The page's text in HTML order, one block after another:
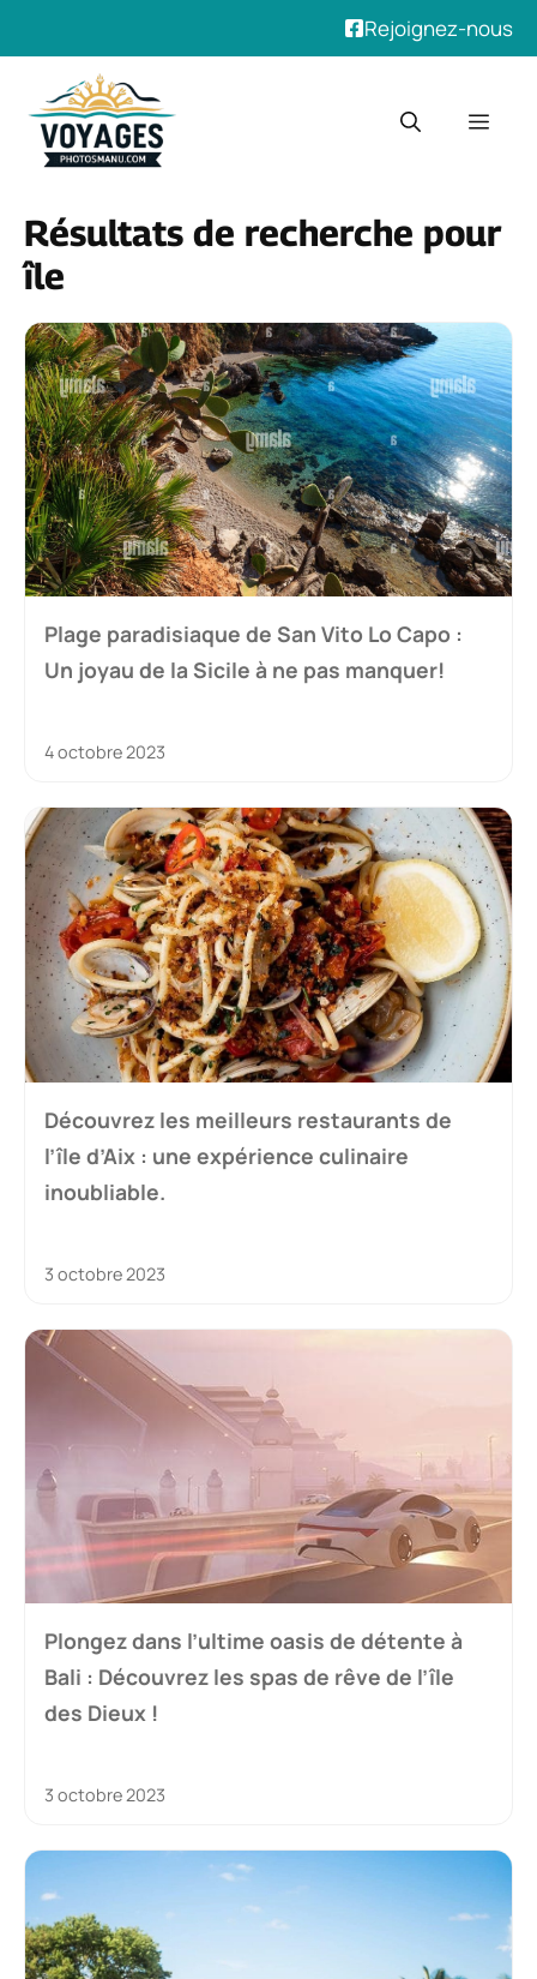
Rejoignez-nous
contenu
Résultats de recherche pour
île
Plage paradisiaque de San Vito Lo Capo :
Un joyau de la Sicile à ne pas manquer!
4 octobre 2023
Découvrez les meilleurs restaurants de
l’île d’Aix : une expérience culinaire
inoubliable.
3 octobre 2023
Plongez dans l’ultime oasis de détente à
Bali : Découvrez les spas de rêve de l’île
des Dieux !
3 octobre 2023